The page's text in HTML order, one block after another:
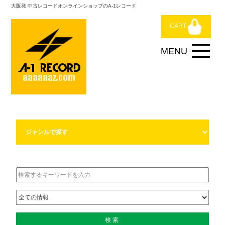
大阪発 中古レコードオンラインショップのA-1レコード
CART